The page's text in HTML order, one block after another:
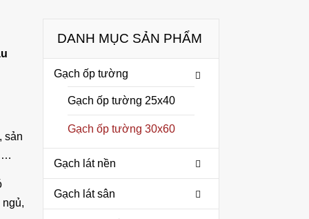
sản
DANH MỤC SẢN PHẨM
Gạch ốp tường
Gạch ốp tường 25x40
Gạch ốp tường 30x60
Gạch lát nền
Gạch lát sân